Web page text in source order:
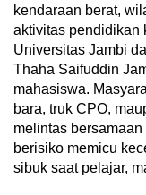
kendaraan berat,
aktivitas pendidikan
Universitas Jambi
Thaha Saifuddin
mahasiswa.
bara, truk CPO,
melintas
berisiko memicu
sibuk saat pelajar,